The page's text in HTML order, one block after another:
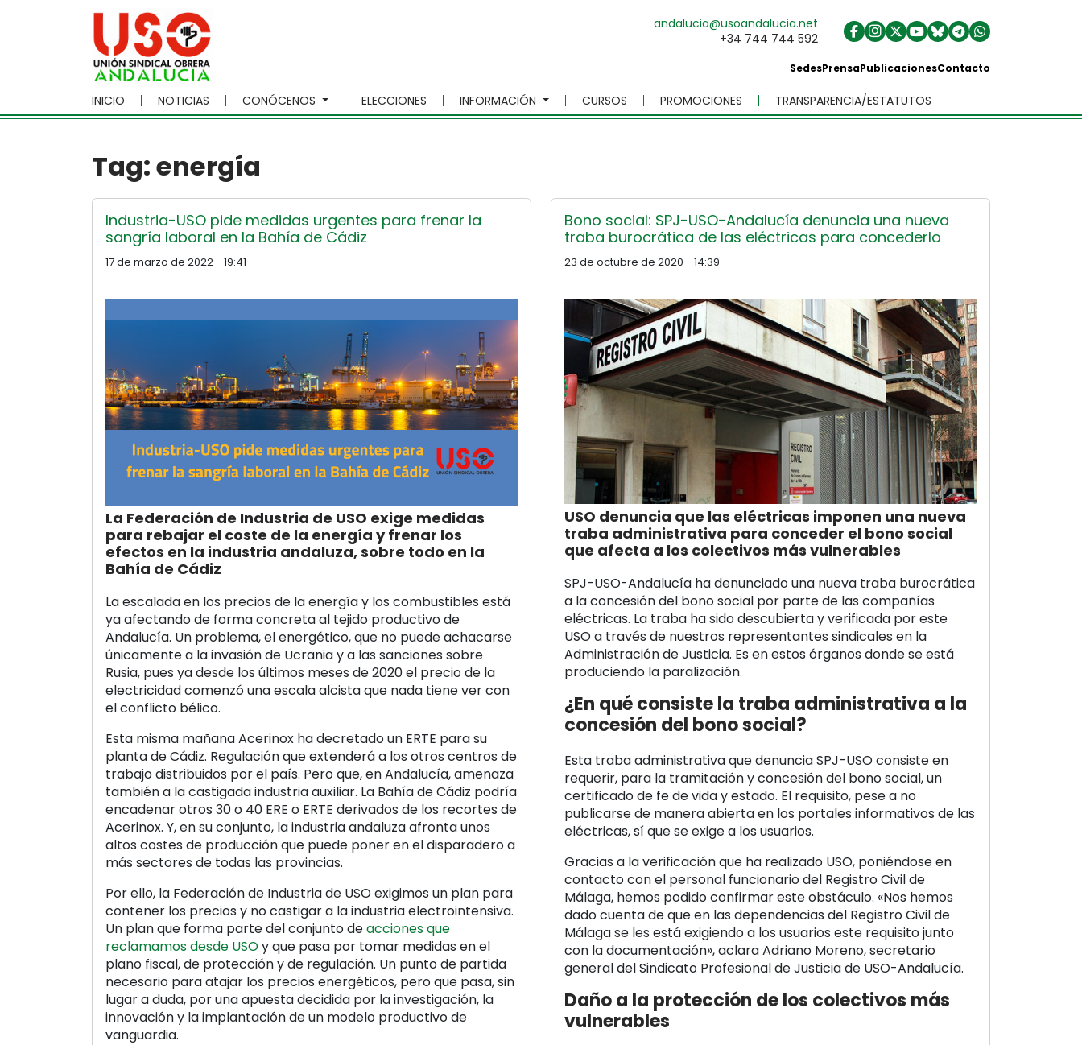
Skip to main content
andalucia@usoandalucia.net
+34 744 744 592
SedesPrensaPublicacionesContacto
INICIO NOTICIAS CONÓCENOS ELECCIONES INFORMACIÓN CURSOS PROMOCIONES TRANSPARENCIA/ESTATUTOS
Tag: energía
Industria-USO pide medidas urgentes para frenar la
sangría laboral en la Bahía de Cádiz
17 de marzo de 2022 - 19:41
La Federación de Industria de USO exige medidas
para rebajar el coste de la energía y frenar los
efectos en la industria andaluza, sobre todo en la
Bahía de Cádiz
La escalada en los precios de la energía y los combustibles está
ya afectando de forma concreta al tejido productivo de
Andalucía. Un problema, el energético, que no puede achacarse
únicamente a la invasión de Ucrania y a las sanciones sobre
Rusia, pues ya desde los últimos meses de 2020 el precio de la
electricidad comenzó una escala alcista que nada tiene ver con
el conflicto bélico.
Esta misma mañana Acerinox ha decretado un ERTE para su
planta de Cádiz. Regulación que extenderá a los otros centros de
trabajo distribuidos por el país. Pero que, en Andalucía, amenaza
también a la castigada industria auxiliar. La Bahía de Cádiz podría
encadenar otros 30 o 40 ERE o ERTE derivados de los recortes de
Acerinox. Y, en su conjunto, la industria andaluza afronta unos
altos costes de producción que puede poner en el disparadero a
más sectores de todas las provincias.
Por ello, la Federación de Industria de USO exigimos un plan para
contener los precios y no castigar a la industria electrointensiva.
Un plan que forma parte del conjunto deacciones que
reclamamos desde USOy que pasa por tomar medidas en el
plano fiscal, de protección y de regulación. Un punto de partida
necesario para atajar los precios energéticos, pero que pasa, sin
lugar a duda, por una apuesta decidida por la investigación, la
innovación y la implantación de un modelo productivo de
vanguardia.
Bono social: SPJ-USO-Andalucía denuncia una nueva
traba burocrática de las eléctricas para concederlo
23 de octubre de 2020 - 14:39
USO denuncia que las eléctricas imponen una nueva
traba administrativa para conceder el bono social
que afecta a los colectivos más vulnerables
SPJ-USO-Andalucía ha denunciado una nueva traba burocrática
a la concesión del bono social por parte de las compañías
eléctricas. La traba ha sido descubierta y verificada por este
USO a través de nuestros representantes sindicales en la
Administración de Justicia. Es en estos órganos donde se está
produciendo la paralización.
¿En qué consiste la traba administrativa a la
concesión del bono social?
Esta traba administrativa que denuncia SPJ-USO consiste en
requerir, para la tramitación y concesión del bono social, un
certificado de fe de vida y estado. El requisito, pese a no
publicarse de manera abierta en los portales informativos de las
eléctricas, sí que se exige a los usuarios.
Gracias a la verificación que ha realizado USO, poniéndose en
contacto con el personal funcionario del Registro Civil de
Málaga, hemos podido confirmar este obstáculo. «Nos hemos
dado cuenta de que en las dependencias del Registro Civil de
Málaga se les está exigiendo a los usuarios este requisito junto
con la documentación», aclara Adriano Moreno, secretario
general del Sindicato Profesional de Justicia de USO-Andalucía.
Daño a la protección de los colectivos más
vulnerables